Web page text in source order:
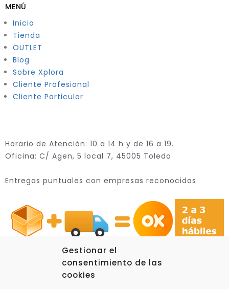
Gestionar el
consentimiento de las
cookies
MENÚ
Inicio
Tienda
OUTLET
Blog
Sobre Xplora
Cliente Profesional
Cliente Particular
Horario de Atención: 10 a 14 h y de 16 a 19.
Oficina: C/ Agen, 5 local 7, 45005 Toledo
Entregas puntuales con empresas reconocidas